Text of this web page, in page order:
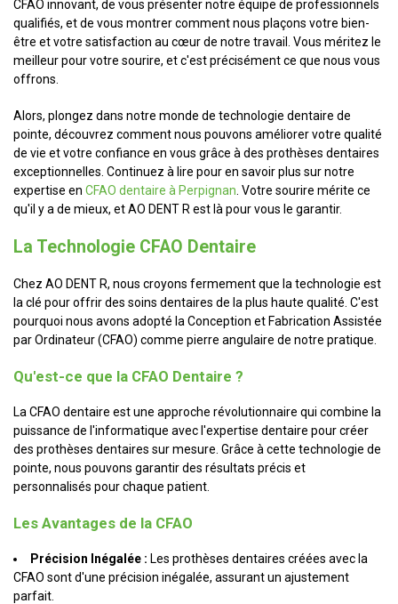
CFAO innovant, de vous présenter notre équipe de professionnels
qualifiés, et de vous montrer comment nous plaçons votre bien-
être et votre satisfaction au cœur de notre travail. Vous méritez le
meilleur pour votre sourire, et c'est précisément ce que nous vous
offrons.
Alors, plongez dans notre monde de technologie dentaire de
pointe, découvrez comment nous pouvons améliorer votre qualité
de vie et votre confiance en vous grâce à des prothèses dentaires
exceptionnelles. Continuez à lire pour en savoir plus sur notre
expertise en CFAO dentaire à Perpignan . Votre sourire mérite ce
qu'il y a de mieux, et AO DENT R est là pour vous le garantir.
La Technologie CFAO Dentaire
Chez AO DENT R, nous croyons fermement que la technologie est
la clé pour offrir des soins dentaires de la plus haute qualité. C'est
pourquoi nous avons adopté la Conception et Fabrication Assistée
par Ordinateur (CFAO) comme pierre angulaire de notre pratique.
Qu'est-ce que la CFAO Dentaire ?
La CFAO dentaire est une approche révolutionnaire qui combine la
puissance de l'informatique avec l'expertise dentaire pour créer
des prothèses dentaires sur mesure. Grâce à cette technologie de
pointe, nous pouvons garantir des résultats précis et
personnalisés pour chaque patient.
Les Avantages de la CFAO
Précision Inégalée : Les prothèses dentaires créées avec la
CFAO sont d'une précision inégalée, assurant un ajustement
parfait.